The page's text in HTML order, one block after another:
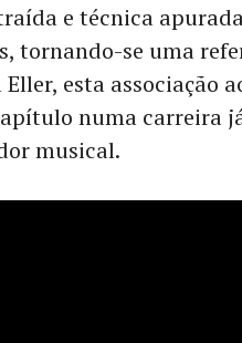
e técnica
tornando-se uma
esta associação
numa carreira
musical.